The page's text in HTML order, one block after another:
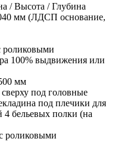
/ Высота / Глубина
мм (ЛДСП основание,
роликовыми
100% выдвижения или
мм
под головные
под плечики для
4 бельевых полки (на
роликовыми